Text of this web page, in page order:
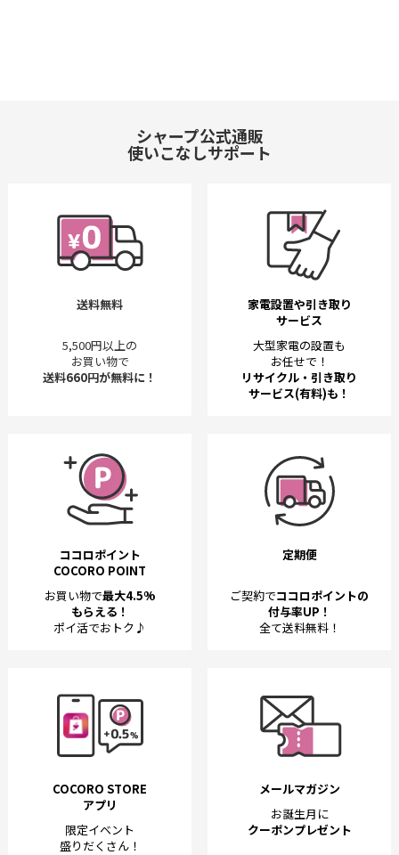
シャープ公式通販
使いこなしサポート
送料無料
5,500円以上の
お買い物で
送料660円が無料に！
家電設置や引き取り
サービス
大型家電の設置も
お任せで！
リサイクル・引き取り
サービス(有料)も！
ココロポイント
COCORO POINT
お買い物で最大4.5%
もらえる！
ポイ活でおトク♪
定期便
ご契約でココロポイントの
付与率UP！
全て送料無料！
COCORO STORE
アプリ
限定イベント
盛りだくさん！
メールマガジン
お誕生月に
クーポンプレゼント